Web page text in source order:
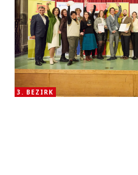
3. BEZIRK